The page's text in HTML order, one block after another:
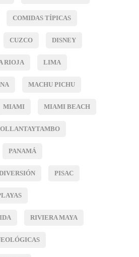
COMIDAS TÍPICAS
CUZCO DISNEY
RIOJA LIMA
MACHU PICHU
MIAMI MIAMI BEACH
OLLANTAYTAMBO
PANAMÁ
PISAC
RIVIERA MAYA